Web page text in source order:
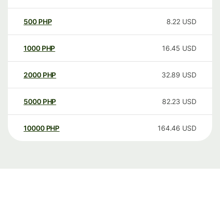
500 PHP 8.22 USD
1000 PHP 16.45 USD
2000 PHP 32.89 USD
5000 PHP 82.23 USD
10000 PHP 164.46 USD